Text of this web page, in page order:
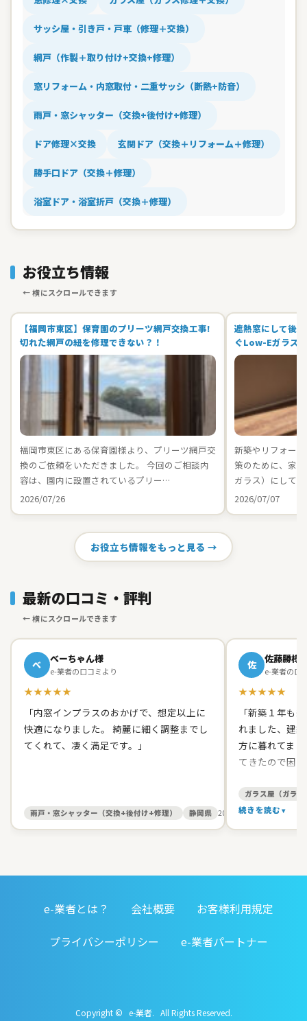
サッシ屋・引き戸・戸車（修理＋交換）
網戸（作製＋取り付け+交換+修理）
窓リフォーム・内窓取付・二重サッシ（断熱+防音）
雨戸・窓シャッター（交換+後付け+修理）
ドア修理×交換 玄関ドア（交換＋リフォーム＋修理）
勝手口ドア（交換＋修理）
浴室ドア・浴室折戸（交換＋修理）
お役立ち情報
【福岡市東区】保育園のプリーツ網戸交換工事!
切れた網戸の紐を修理できない？！
福岡市東区にある保育園様より、プリーツ網戸交
換のご依頼をいただきました。 今回のご相談内
容は、園内に設置されているプリー…
2026/07/26
遮熱窓にして後
ぐLow-Eガラス
新築やリフォー
策のために、家
ガラス）にして
2026/07/07
お役立ち情報をもっと見る →
最新の口コミ・評判
べ べーちゃん様
e-業者の口コミより
★★★★★
「内窓インプラスのおかげで、想定以上に
快適になりました。 綺麗に細く調整までし
てくれて、凄く満足です。」
雨戸・窓シャッター（交換+後付け+修理） 静岡県 2026/05/27
佐 佐藤勝様
e-業者の口
★★★★★
「新築１年も
れました、建
方に暮れてま
てきたので困
た。 有償でし
て、バッチリ
す。 信頼出来
ました。開け
務店みたいに
対応してくれ
ガラス屋（ガラ
続きを読む
e-業者とは？ 会社概要
お客様利用規定
プライバシーポリシー
e-業者パートナー
Copyright © e-業者. All Rights Reserved.